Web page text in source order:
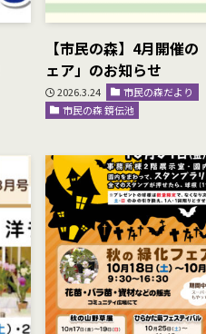
【市民の森】4月開催
ェア」のお知らせ
2026.3.24
市民の森だより
市民の森 鏡伝池